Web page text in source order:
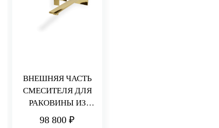
ВНЕШНЯЯ ЧАСТЬ
СМЕСИТЕЛЯ ДЛЯ
РАКОВИНЫ ИЗ
СТЕНЫ 220 ММ Q30
98 800 ₽